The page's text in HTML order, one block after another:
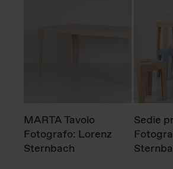
MARTA Tavolo
Fotografo: Lorenz
Sternbach
Sedie